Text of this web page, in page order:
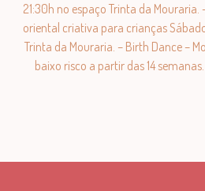
21:30h no espaço Trinta da Mouraria.
oriental criativa para crianças
Trinta da Mouraria. – Birth Dance –
baixo risco a partir das 14